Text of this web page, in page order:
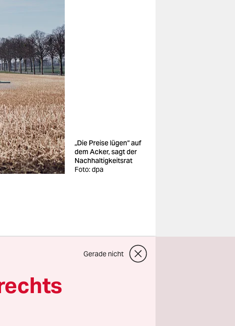
„Die Preise lügen“ auf
dem Acker, sagt der
Nachhaltigkeitsrat
Foto: dpa
rief die
wolle,
gab es
Gerade nicht